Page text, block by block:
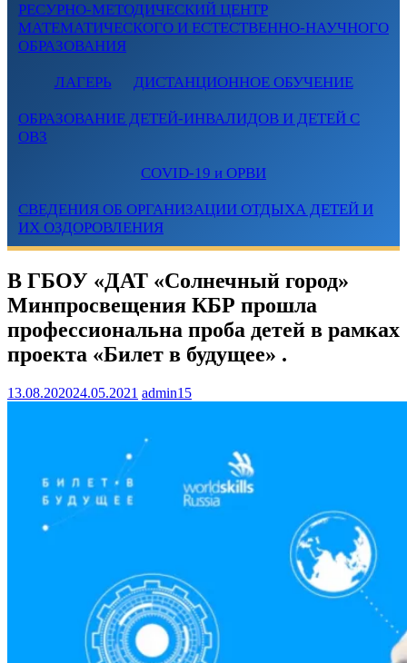
РЕСУРНО-МЕТОДИЧЕСКИЙ ЦЕНТР
МАТЕМАТИЧЕСКОГО И ЕСТЕСТВЕННО-НАУЧНОГО
ОБРАЗОВАНИЯ
ЛАГЕРЬ ДИСТАНЦИОННОЕ ОБУЧЕНИЕ
ОБРАЗОВАНИЕ ДЕТЕЙ-ИНВАЛИДОВ И ДЕТЕЙ С
ОВЗ
COVID-19 и ОРВИ
СВЕДЕНИЯ ОБ ОРГАНИЗАЦИИ ОТДЫХА ДЕТЕЙ И
ИХ ОЗДОРОВЛЕНИЯ
В ГБОУ «ДАТ «Солнечный город»
Минпросвещения КБР прошла
профессиональна проба детей в рамках
проекта «Билет в будущее» .
13.08.202024.05.2021 admin15